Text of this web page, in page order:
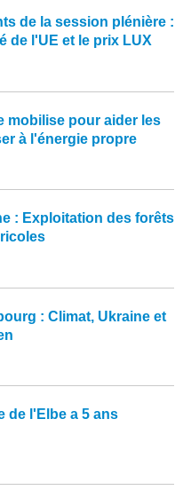
de la session plénière :
de l'UE et le prix LUX
mobilise pour aider les
à l'énergie propre
: Exploitation des forêts
: Climat, Ukraine et
de l'Elbe a 5 ans